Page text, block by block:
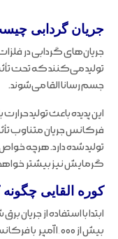
جریان گردابی
جریان‌های گردابی در
تولید می‌کنند که تحت
جسم رسانا القا می‌شوند.
این پدیده باعث تولید
فرکانس جریان متناوب
تولید شده دارد. هرچه
گرمایش نیز بیشتر
کوره القایی
ابتدا با استفاده از جریان